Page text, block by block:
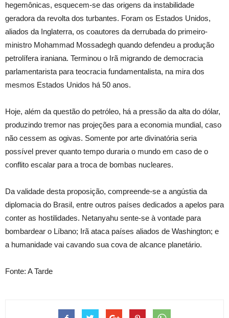
hegemônicas, esquecem-se das origens da instabilidade
geradora da revolta dos turbantes. Foram os Estados Unidos,
aliados da Inglaterra, os coautores da derrubada do primeiro-
ministro Mohammad Mossadegh quando defendeu a produção
petrolífera iraniana. Terminou o Irã migrando de democracia
parlamentarista para teocracia fundamentalista, na mira dos
mesmos Estados Unidos há 50 anos.
Hoje, além da questão do petróleo, há a pressão da alta do dólar,
produzindo tremor nas projeções para a economia mundial, caso
não cessem as ogivas. Somente por arte divinatória seria
possível prever quanto tempo duraria o mundo em caso de o
conflito escalar para a troca de bombas nucleares.
Da validade desta proposição, compreende-se a angústia da
diplomacia do Brasil, entre outros países dedicados a apelos para
conter as hostilidades. Netanyahu sente-se à vontade para
bombardear o Líbano; Irã ataca países aliados de Washington; e
a humanidade vai cavando sua cova de alcance planetário.
Fonte: A Tarde